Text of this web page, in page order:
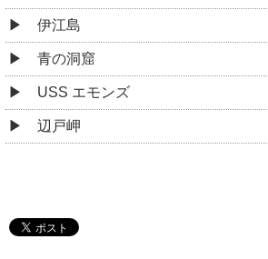
伊江島
青の洞窟
USS エモンズ
辺戸岬